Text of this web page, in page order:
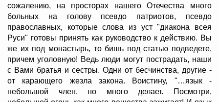
сожалению, на просторах нашего Отечества много
больных на голову псевдо патриотов, псевдо
православных, которые слова из уст "диакона всея
Руси" готовы принять как руководство к действию. Вы
же их под монастырь, то бишь под статью подведете,
причем уголовную! Ведь люди могут пострадать, наши
с Вами братья и сестры. Одни от бесчинства, другие -
от карающего жезла закона. Воистину, "…язык -
небольшой член, но много делает. Посмотри,